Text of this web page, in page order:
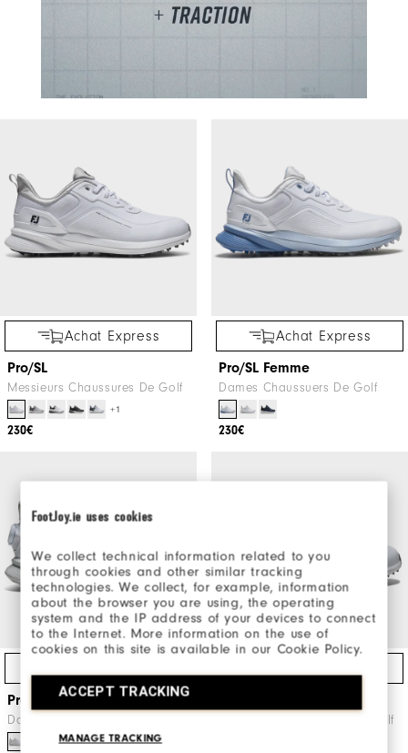
FootJoy.ie uses cookies
We collect technical information related to you
through cookies and other similar tracking
technologies. We collect, for example, information
about the browser you are using, the operating
system and the IP address of your devices to connect
to the Internet. More information on the use of
cookies on this site is available in our Cookie Policy.
ACCEPT TRACKING
MANAGE TRACKING
Achat Express
Pro/SL
Messieurs Chaussures De Golf
+1
230€
Achat Express
Pro/SL Femme
Dames Chaussuers De Golf
230€
Pro/SL BOA Femme
Dames Chaussuers De Golf Messieurs Chaussures De Golf